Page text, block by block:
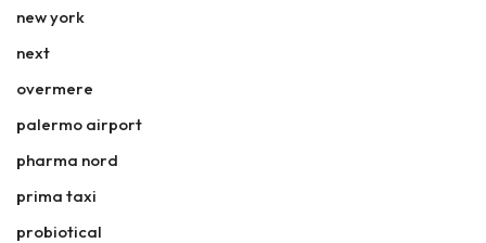
new york
next
overmere
palermo airport
pharma nord
prima taxi
probiotical